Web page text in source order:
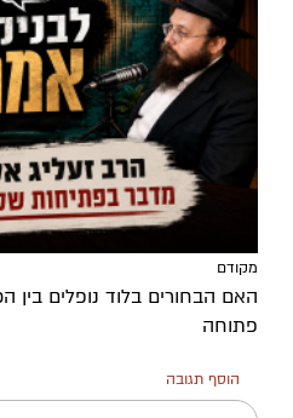
מקודם
האם הבחורים בלוד נופלים בין
פתוחה
הוסף תגובה